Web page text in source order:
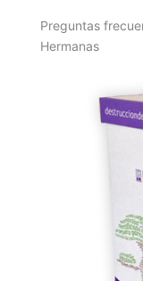
Preguntas
Hermanas